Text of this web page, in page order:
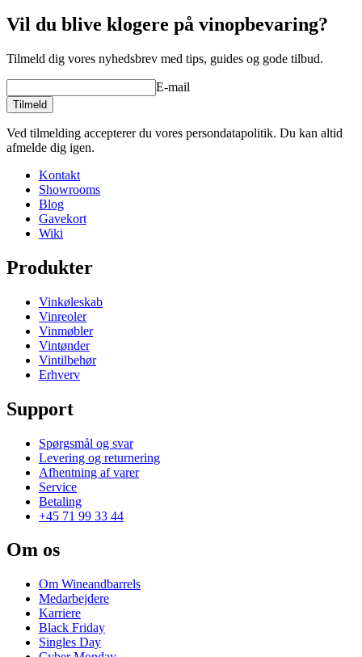
installeret)
Vil du blive klogere på vinopbevaring?
Tilmeld dig vores nyhedsbrev med tips, guides og gode tilbud.
E-mail
Tilmeld
Ved tilmelding accepterer du vores persondatapolitik. Du kan altid
afmelde dig igen.
Kontakt
Showrooms
Blog
Gavekort
Wiki
Produkter
Vinkøleskab
Vinreoler
Vinmøbler
Vintønder
Vintilbehør
Erhverv
Support
Spørgsmål og svar
Levering og returnering
Afhentning af varer
Service
Betaling
+45 71 99 33 44
Om os
Om Wineandbarrels
Medarbejdere
Karriere
Black Friday
Singles Day